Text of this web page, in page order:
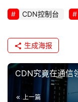
CDN控制台
生成海报
CDN究竟在通信
上一篇